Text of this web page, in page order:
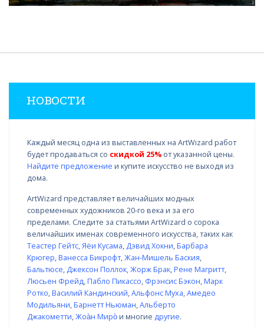
НОВОСТИ
Каждый месяц одна из выставленных на ArtWizard работ
будет продаваться со скидкой 25% от указанной цены.
Найдите предложение и купите искусство не выходя из
дома.
ArtWizard представляет величайших модных
современных художников 20-го века и за его
пределами. Следите за статьями ArtWizard о сорока
величайших именах современного искусства, таких как
Теастер Гейтс,Яёи Кусама, Дэвид Хокни,Барбара
Крюгер,Ванесса Бикрофт,Жан-Мишель Баския,
Бальтюсе, Джексон Поллок,Жорж Брак,Рене Магритт,
Люсьен Фрейд,Пабло Пикассо, Фрэнсис Бэкон,Марк
Ротко,Василий Кандинский,Альфонс Муха,Амедео
Модильяни,Барнетт Ньюман,Альберто
Джакометти,Жоа̀н Миро̀и многие другие.